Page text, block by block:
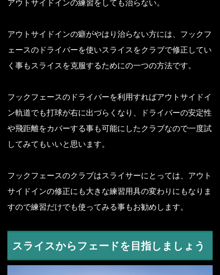
アウトサイドインの練習をしても治らない。
アウトサイドインの癖がやはり治らない方には、フックフ
ェースのドライバーを使いスライスをクラブで修正してい
く事もスライスを克服するためにの一つの方法です。
フックフェースのドライバーを利用すればアウトサイドイ
ン軌道でも打球が右に出づらくなり、ドライバーの安定性
や飛距離をカバーする事も可能にしたクラブなので一度試
してみてもいいと思います。
フックフェースのクラブはスライサーにとっては、アウト
サイドインの修正にも大きな練習用具の変わりにもなりま
すので練習だけでも使ってみる事もお勧めします。
スライスからフェードを目指しましょう